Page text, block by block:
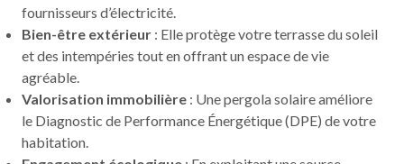
fournisseurs d’électricité.
Bien-être extérieur : Elle protège votre terrasse du soleil
et des intempéries tout en offrant un espace de vie
agréable.
Valorisation immobilière : Une pergola solaire améliore
le Diagnostic de Performance Énergétique (DPE) de votre
habitation.